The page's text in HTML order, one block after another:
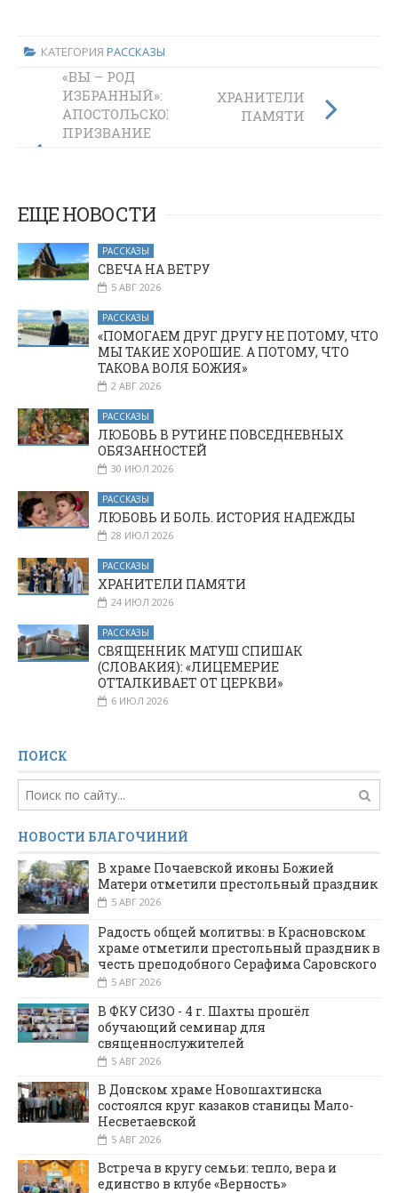
КАТЕГОРИЯ РАССКАЗЫ
«ВЫ – РОД
ИЗБРАННЫЙ»:
АПОСТОЛЬСКОЕ
ПРИЗВАНИЕ
БЫТЬ СВЕТОМ
СРЕДИ ЛЮДЕЙ
ХРАНИТЕЛИ
ПАМЯТИ
ЕЩЕ НОВОСТИ
РАССКАЗЫ
СВЕЧА НА ВЕТРУ
5 АВГ 2026
РАССКАЗЫ
«ПОМОГАЕМ ДРУГ ДРУГУ НЕ ПОТОМУ, ЧТО
МЫ ТАКИЕ ХОРОШИЕ. А ПОТОМУ, ЧТО
ТАКОВА ВОЛЯ БОЖИЯ»
2 АВГ 2026
РАССКАЗЫ
ЛЮБОВЬ В РУТИНЕ ПОВСЕДНЕВНЫХ
ОБЯЗАННОСТЕЙ
30 ИЮЛ 2026
РАССКАЗЫ
ЛЮБОВЬ И БОЛЬ. ИСТОРИЯ НАДЕЖДЫ
28 ИЮЛ 2026
РАССКАЗЫ
ХРАНИТЕЛИ ПАМЯТИ
24 ИЮЛ 2026
РАССКАЗЫ
СВЯЩЕННИК МАТУШ СПИШАК
(СЛОВАКИЯ): «ЛИЦЕМЕРИЕ
ОТТАЛКИВАЕТ ОТ ЦЕРКВИ»
6 ИЮЛ 2026
ПОИСК
НОВОСТИ БЛАГОЧИНИЙ
В храме Почаевской иконы Божией
Матери отметили престольный праздник
5 АВГ 2026
Радость общей молитвы: в Красновском
храме отметили престольный праздник в
честь преподобного Серафима Саровского
5 АВГ 2026
В ФКУ СИЗО - 4 г. Шахты прошёл
обучающий семинар для
священнослужителей
5 АВГ 2026
В Донском храме Новошахтинска
состоялся круг казаков станицы Мало-
Несветаевской
5 АВГ 2026
Встреча в кругу семьи: тепло, вера и
единство в клубе «Верность»